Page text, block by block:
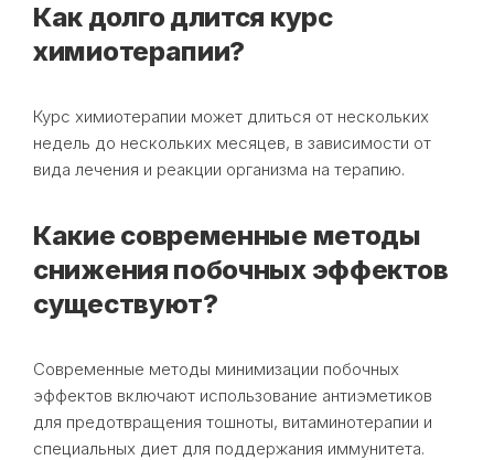
Как долго длится курс
химиотерапии?
Курс химиотерапии может длиться от нескольких
недель до нескольких месяцев, в зависимости от
вида лечения и реакции организма на терапию.
Какие современные методы
снижения побочных эффектов
существуют?
Современные методы минимизации побочных
эффектов включают использование антиэметиков
для предотвращения тошноты, витаминотерапии и
специальных диет для поддержания иммунитета.